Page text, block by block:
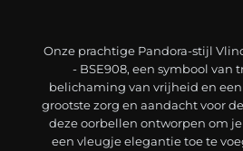
Onze prachtige Pandora-stijl
- BSE908, een symbool van
belichaming van vrijheid en
grootste zorg en aandacht voor
deze oorbellen ontworpen om
een vleugje elegantie toe te